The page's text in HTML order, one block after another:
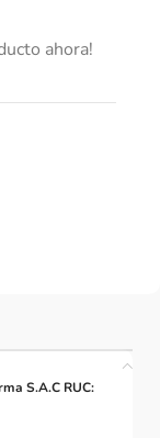
ahora!
S.A.C RUC: